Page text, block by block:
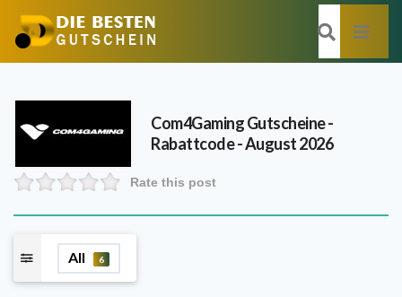
Com4GamingGutscheine -
Rabattcode - August 2026
Rate this post
All 6